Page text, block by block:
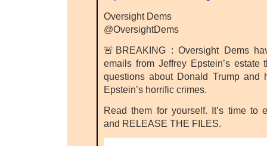
Oversight Dems
@OversightDems
🚨BREAKING : Oversight Dems
emails from Jeffrey Epstein’s estate
questions about Donald Trump and
Epstein’s horrific crimes.
Read them for yourself. It’s time to
and RELEASE THE FILES.